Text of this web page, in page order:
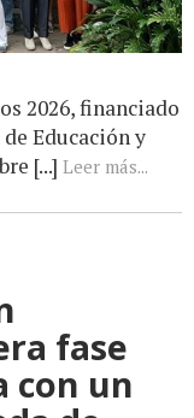
2026, financiado
Educación y
[...] Leer más...
fase
con un